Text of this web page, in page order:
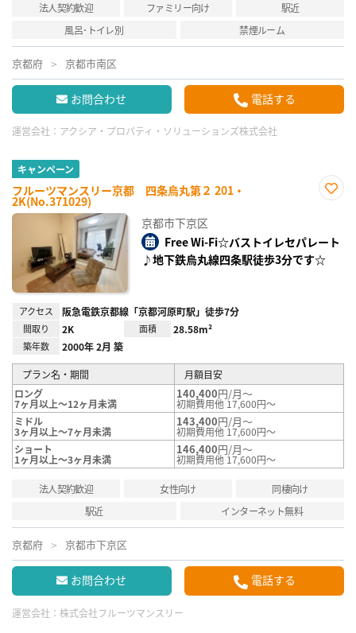
法人契約歓迎 ファミリー向け
駅近
風呂･トイレ別
禁煙ルーム
京都府 京都市南区
お問合わせ 電話する
運営会社： アクシア・プロパティ・ソリューションズ株式会社
キャンペーン
フルーツマンスリー京都 四条烏丸第２ 201・
2K(No.371029)
録
京都市下京区
Free Wi-Fi☆バストイレセパレート
♪地下鉄烏丸線四条駅徒歩3分です☆
アクセス 阪急電鉄京都線「京都河原町駅」徒歩7分
間取り 2K 面積 28.58m²
築年数 2000年 2月 築
プラン名・期間
月額目安
ロング
7ヶ月以上～12ヶ月未満
140,400円/月～
初期費用他 17,600円～
ミドル
3ヶ月以上～7ヶ月未満
143,400円/月～
初期費用他 17,600円～
ショート
1ヶ月以上～3ヶ月未満
146,400円/月～
初期費用他 17,600円～
法人契約歓迎 女性向け
同棲向け
駅近
インターネット無料
京都府 京都市下京区
お問合わせ 電話する
運営会社： 株式会社フルーツマンスリー